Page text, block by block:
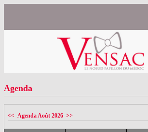
Agenda
<< Agenda Août 2026 >>